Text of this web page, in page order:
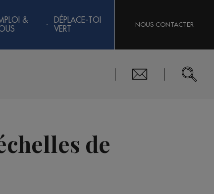
&
DÉPLACE-TOI
VERT
NOUS CONTACTER
de